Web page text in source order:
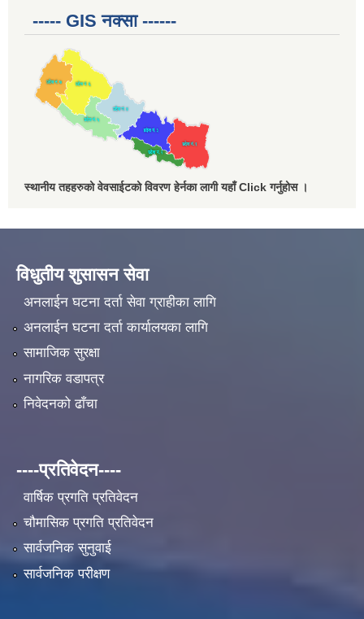
----- GIS नक्सा ------
स्थानीय तहहरुको वेवसाईटको विवरण हेर्नका लागी यहाँ Click गर्नुहोस ।
विधुतीय शुसासन सेवा
अनलाईन घटना दर्ता सेवा ग्राहीका लागि
अनलाईन घटना दर्ता कार्यालयका लागि
सामाजिक सुरक्षा
नागरिक वडापत्र
निवेदनको ढाँचा
----प्रतिवेदन----
वार्षिक प्रगति प्रतिवेदन
चौमासिक प्रगति प्रतिवेदन
सार्वजनिक सुनुवाई
सार्वजनिक परीक्षण